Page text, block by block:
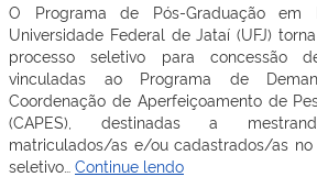
O Programa de Pós-Graduação em
Universidade Federal de Jataí (UFJ)
processo seletivo para concessão
vinculadas ao Programa de
Coordenação de Aperfeiçoamento de
(CAPES), destinadas a
matriculados/as e/ou cadastrados/as no
seletivo… Continue lendoEdital